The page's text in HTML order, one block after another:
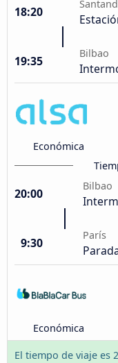
18:20
19:35
Bilbao
Económica
20:00
Bilbao
9:30
París
Económica
El tiempo de viaje es